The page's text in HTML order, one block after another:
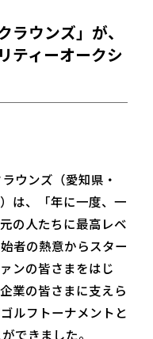
ラウンズ」が、
ティーオークシ
ウンズ（愛知県・
は、「年に一度、一
の人たちに最高レベ
者の熱意からスター
ンの皆さまをはじ
業の皆さまに支えら
ルフトーナメントと
できました。